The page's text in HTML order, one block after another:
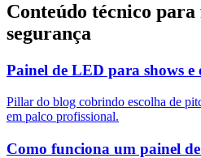
Conteúdo técnico
segurança
Painel de LED para shows e
Pillar do blog cobrindo escolha de
em palco profissional.
Como funciona um painel